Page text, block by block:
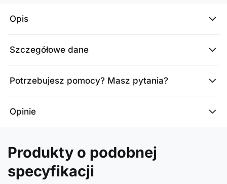
Opis
Szczegółowe dane
Potrzebujesz pomocy? Masz pytania?
Opinie
Produkty o podobnej
specyfikacji